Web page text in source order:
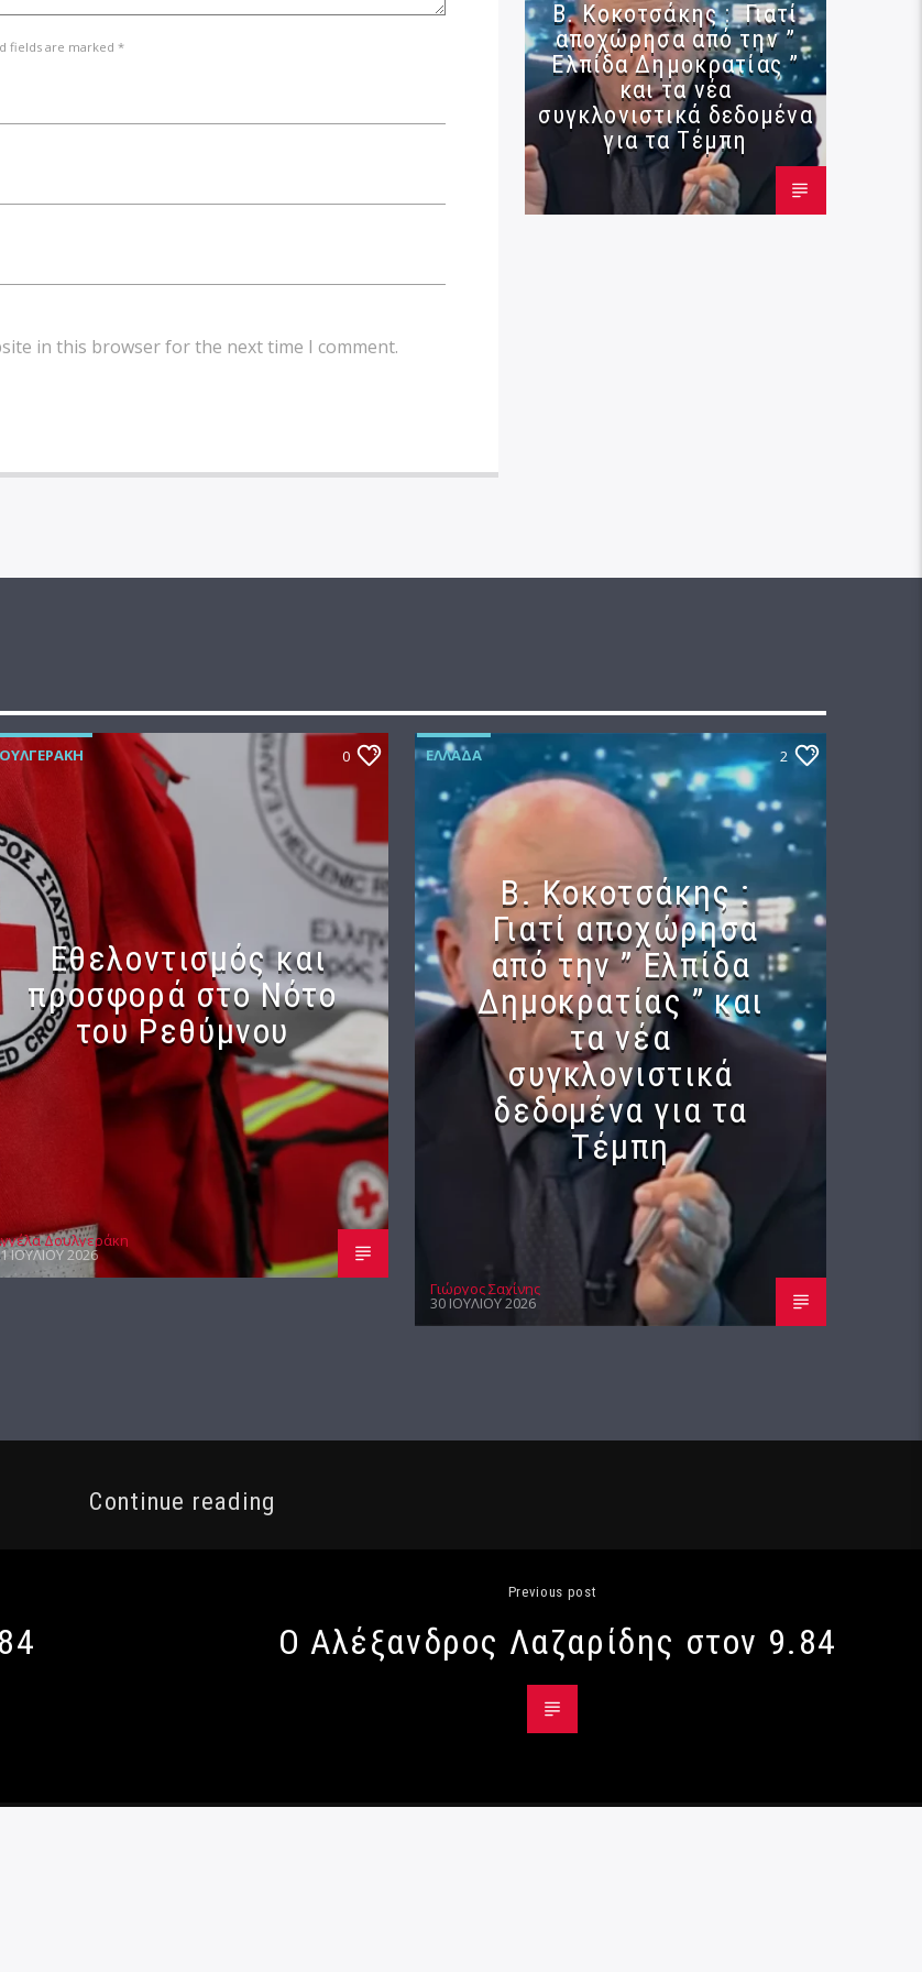
fields are marked *
in this browser for the next time I comment.
Β. Κοκοτσάκης : Γιατί
αποχώρησα από την ”
Ελπίδα Δημοκρατίας ”
και τα νέα
συγκλονιστικά δεδομένα
για τα Τέμπη
0
Εθελοντισμός και
προσφορά στο Νότο
του Ρεθύμνου
Δουλγεράκη
ΙΟΥΛΊΟΥ 2026
ΕΛΛΆΔΑ 2
Β. Κοκοτσάκης :
Γιατί αποχώρησα
από την ” Ελπίδα
Δημοκρατίας ” και
τα νέα
συγκλονιστικά
δεδομένα για τα
Τέμπη
Γιώργος Σαχίνης
30 ΙΟΥΛΊΟΥ 2026
Continue reading
Previous post
Ο Αλέξανδρος Λαζαρίδης στον 9.84